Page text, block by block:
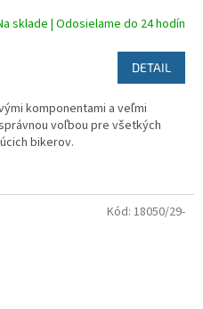
A
R
M
sklade | Odosielame do 24 hodín
DETAIL
komponentami a veľmi
voľbou pre všetkých
bikerov.
Kód: 18050/29-